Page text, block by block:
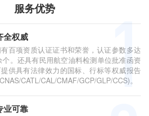
服务优势
全权威
百项资质认证证书和荣誉，认证参数多达
个。还具有民用航空油料检测单位批准函资
供具有法律效力的国标、行标等权威报告
CATL/CAL/CMAF/GCP/GLP/CCS)。
业可靠